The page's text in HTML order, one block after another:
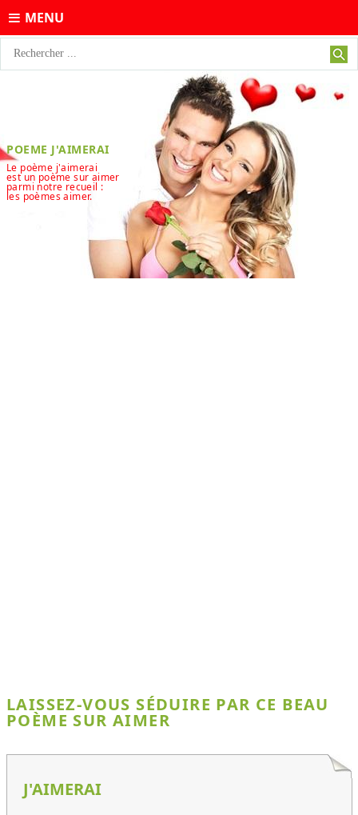
MENU
POEME J'AIMERAI
Le poème j'aimerai
est un poème sur aimer
parmi notre recueil :
les poèmes aimer.
LAISSEZ-VOUS SÉDUIRE PAR CE BEAU
POÈME SUR AIMER
J'AIMERAI